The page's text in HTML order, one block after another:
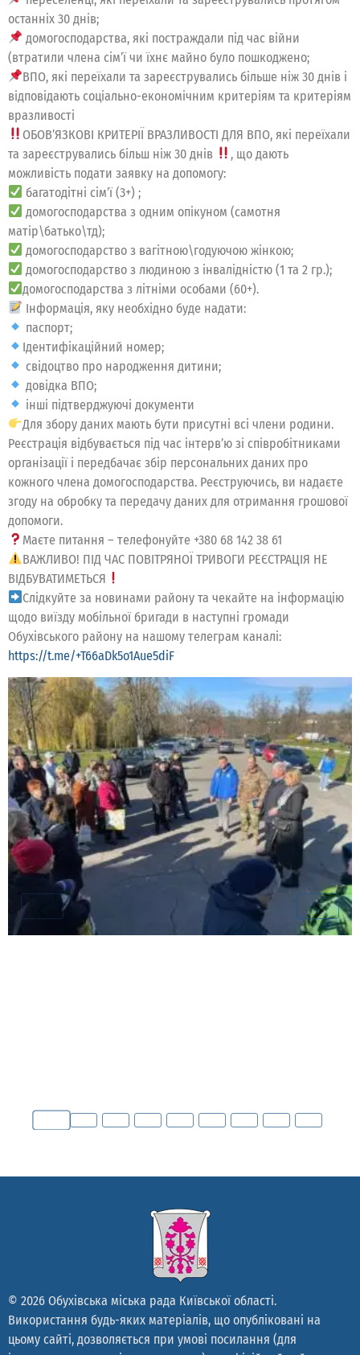
останніх 30 днів;
домогосподарства, які постраждали під час війни
(втратили члена сім’ї чи їхнє майно було пошкоджено;
ВПО, які переїхали та зареєструвались більше ніж 30 днів і
відповідають соціально-економічним критеріям та критеріям
вразливості
ОБОВ’ЯЗКОВІ КРИТЕРІЇ ВРАЗЛИВОСТІ ДЛЯ ВПО, які переїхали
та зареєструвались більш ніж 30 днів
, що дають
можливість подати заявку на допомогу:
багатодітні сім’ї (3+) ;
домогосподарства з одним опікуном (самотня
матір\батько\тд);
домогосподарство з вагітною\годуючою жінкою;
домогосподарство з людиною з інвалідністю (1 та 2 гр.);
домогосподарства з літніми особами (60+).
Інформація, яку необхідно буде надати:
паспорт;
Ідентифікаційний номер;
свідоцтво про народження дитини;
довідка ВПО;
інші підтверджуючі документи
Для збору даних мають бути присутні всі члени родини.
Реєстрація відбувається під час інтерв’ю зі співробітниками
організації і передбачає збір персональних даних про
кожного члена домогосподарства. Реєструючись, ви надаєте
згоду на обробку та передачу даних для отримання грошової
допомоги.
Маєте питання – телефонуйте +380 68 142 38 61
ВАЖЛИВО! ПІД ЧАС ПОВІТРЯНОЇ ТРИВОГИ РЕЄСТРАЦІЯ НЕ
ВІДБУВАТИМЕТЬСЯ
Слідкуйте за новинами району та чекайте на інформацію
щодо виїзду мобільної бригади в наступні громади
Обухівського району на нашому телеграм каналі:
https://t.me/+T66aDk5o1Aue5diF
© 2026 Обухівська міська рада Київської області.
Використання будь-яких матеріалів, що опубліковані на
цьому сайті, дозволяється при умові посилання (для